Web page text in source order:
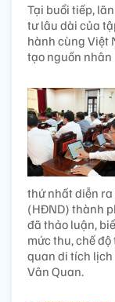
Tại buổi tiếp,
tư lâu dài của
hành cùng Việt
tạo nguồn nhân
thứ nhất diễn
(HĐND) thành
đã thảo luận,
mức thu, chế
quan di tích lịch
Vân Quan.